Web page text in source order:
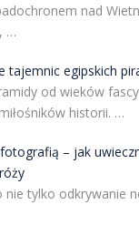
nad
…
tajemnic egipskich
od wieków
historii. …
– jak
nie tylko odkrywanie